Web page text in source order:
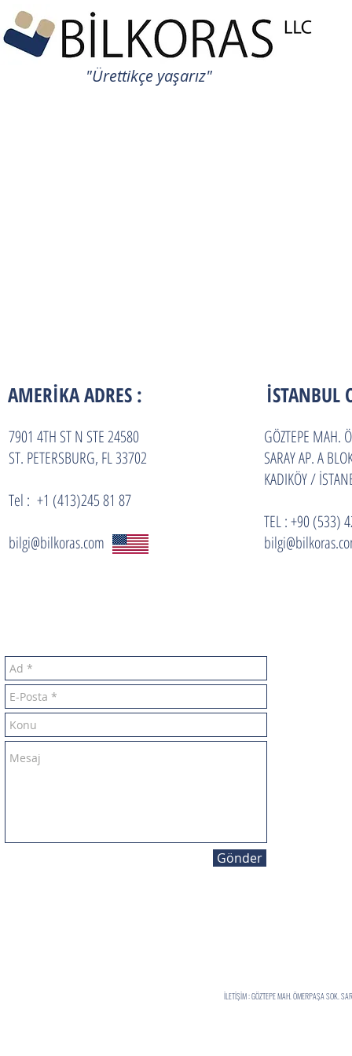
"Ürettikçe yaşarız"
AMERİKA ADRES :
7901 4TH ST N STE 24580
ST. PETERSBURG, FL 33702
Tel : +1 (413)245 81 87
bilgi@bilkoras.com
İSTANBUL
GÖZTEPE MAH.
SARAY AP. A
KADIKÖY /
TEL : +90 (533)
Gönder
İLETİŞİM : GÖZTEPE MAH. ÖMERPAŞA